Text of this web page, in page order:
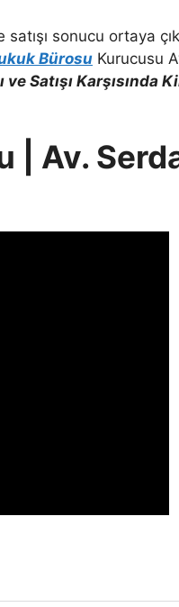
satışı sonucu ortaya
Bürosu Kurucusu
ve Satışı
| Av.